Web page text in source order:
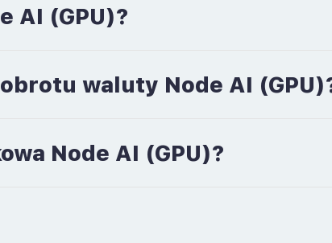
AI (GPU)?
waluty Node AI
Node AI (GPU)?